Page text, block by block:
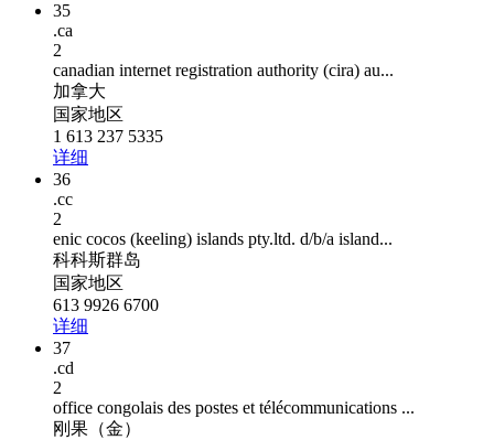
35
.ca
2
canadian internet registration authority (cira) au...
加拿大
国家地区
1 613 237 5335
详细
36
.cc
2
enic cocos (keeling) islands pty.ltd. d/b/a island...
科科斯群岛
国家地区
613 9926 6700
详细
37
.cd
2
office congolais des postes et télécommunications ...
刚果（金）